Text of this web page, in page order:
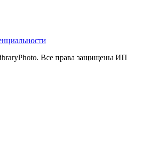
Все права защищены ИП